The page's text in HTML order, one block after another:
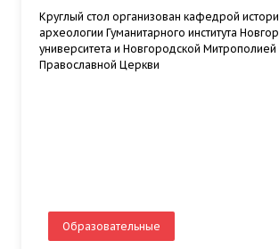
Круглый стол организован кафедрой
археологии Гуманитарного института
университета и Новгородской Митрополией
Православной Церкви
Образовательные